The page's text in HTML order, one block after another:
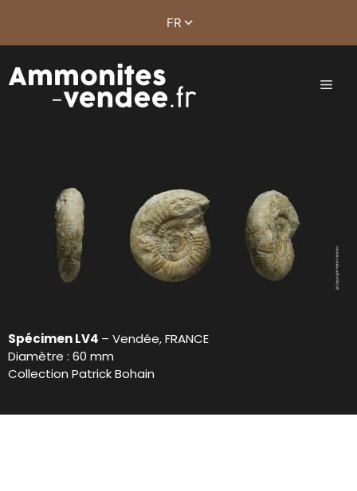
Spécimen LV4 – Vendée, FRANCE
Diamètre : 60 mm
Collection Patrick Bohain